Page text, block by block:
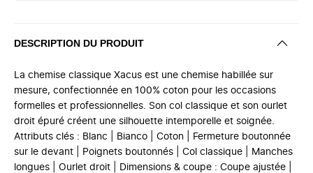
DESCRIPTION DU PRODUIT
La chemise classique Xacus est une chemise habillée sur
mesure, confectionnée en 100% coton pour les occasions
formelles et professionnelles. Son col classique et son ourlet
droit épuré créent une silhouette intemporelle et soignée.
Attributs clés : Blanc | Bianco | Coton | Fermeture boutonnée
sur le devant | Poignets boutonnés | Col classique | Manches
longues | Ourlet droit | Dimensions & coupe : Coupe ajustée |